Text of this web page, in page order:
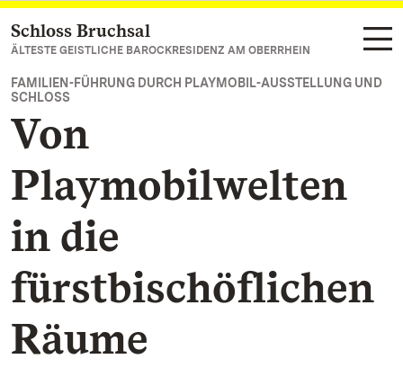
Zum Hauptinhalt springen
Schloss Bruchsal
ÄLTESTE GEISTLICHE BAROCKRESIDENZ AM OBERRHEIN
FAMILIEN-FÜHRUNG DURCH PLAYMOBIL-AUSSTELLUNG UND
SCHLOSS
Von
Playmobilwelten
in die
fürstbischöflichen
Räume